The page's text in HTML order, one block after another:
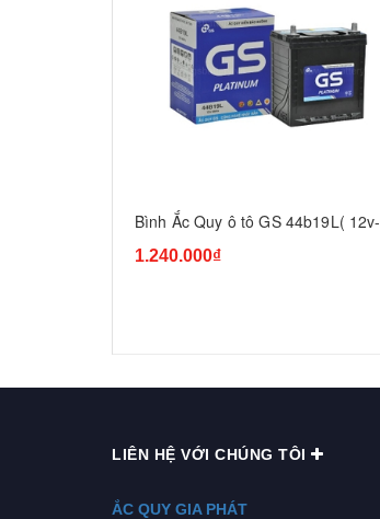
Bình Ắc Quy ô tô GS 44b19L( 12v-
40ah)
1.240.000₫
LIÊN HỆ VỚI CHÚNG TÔI
ẮC QUY GIA PHÁT